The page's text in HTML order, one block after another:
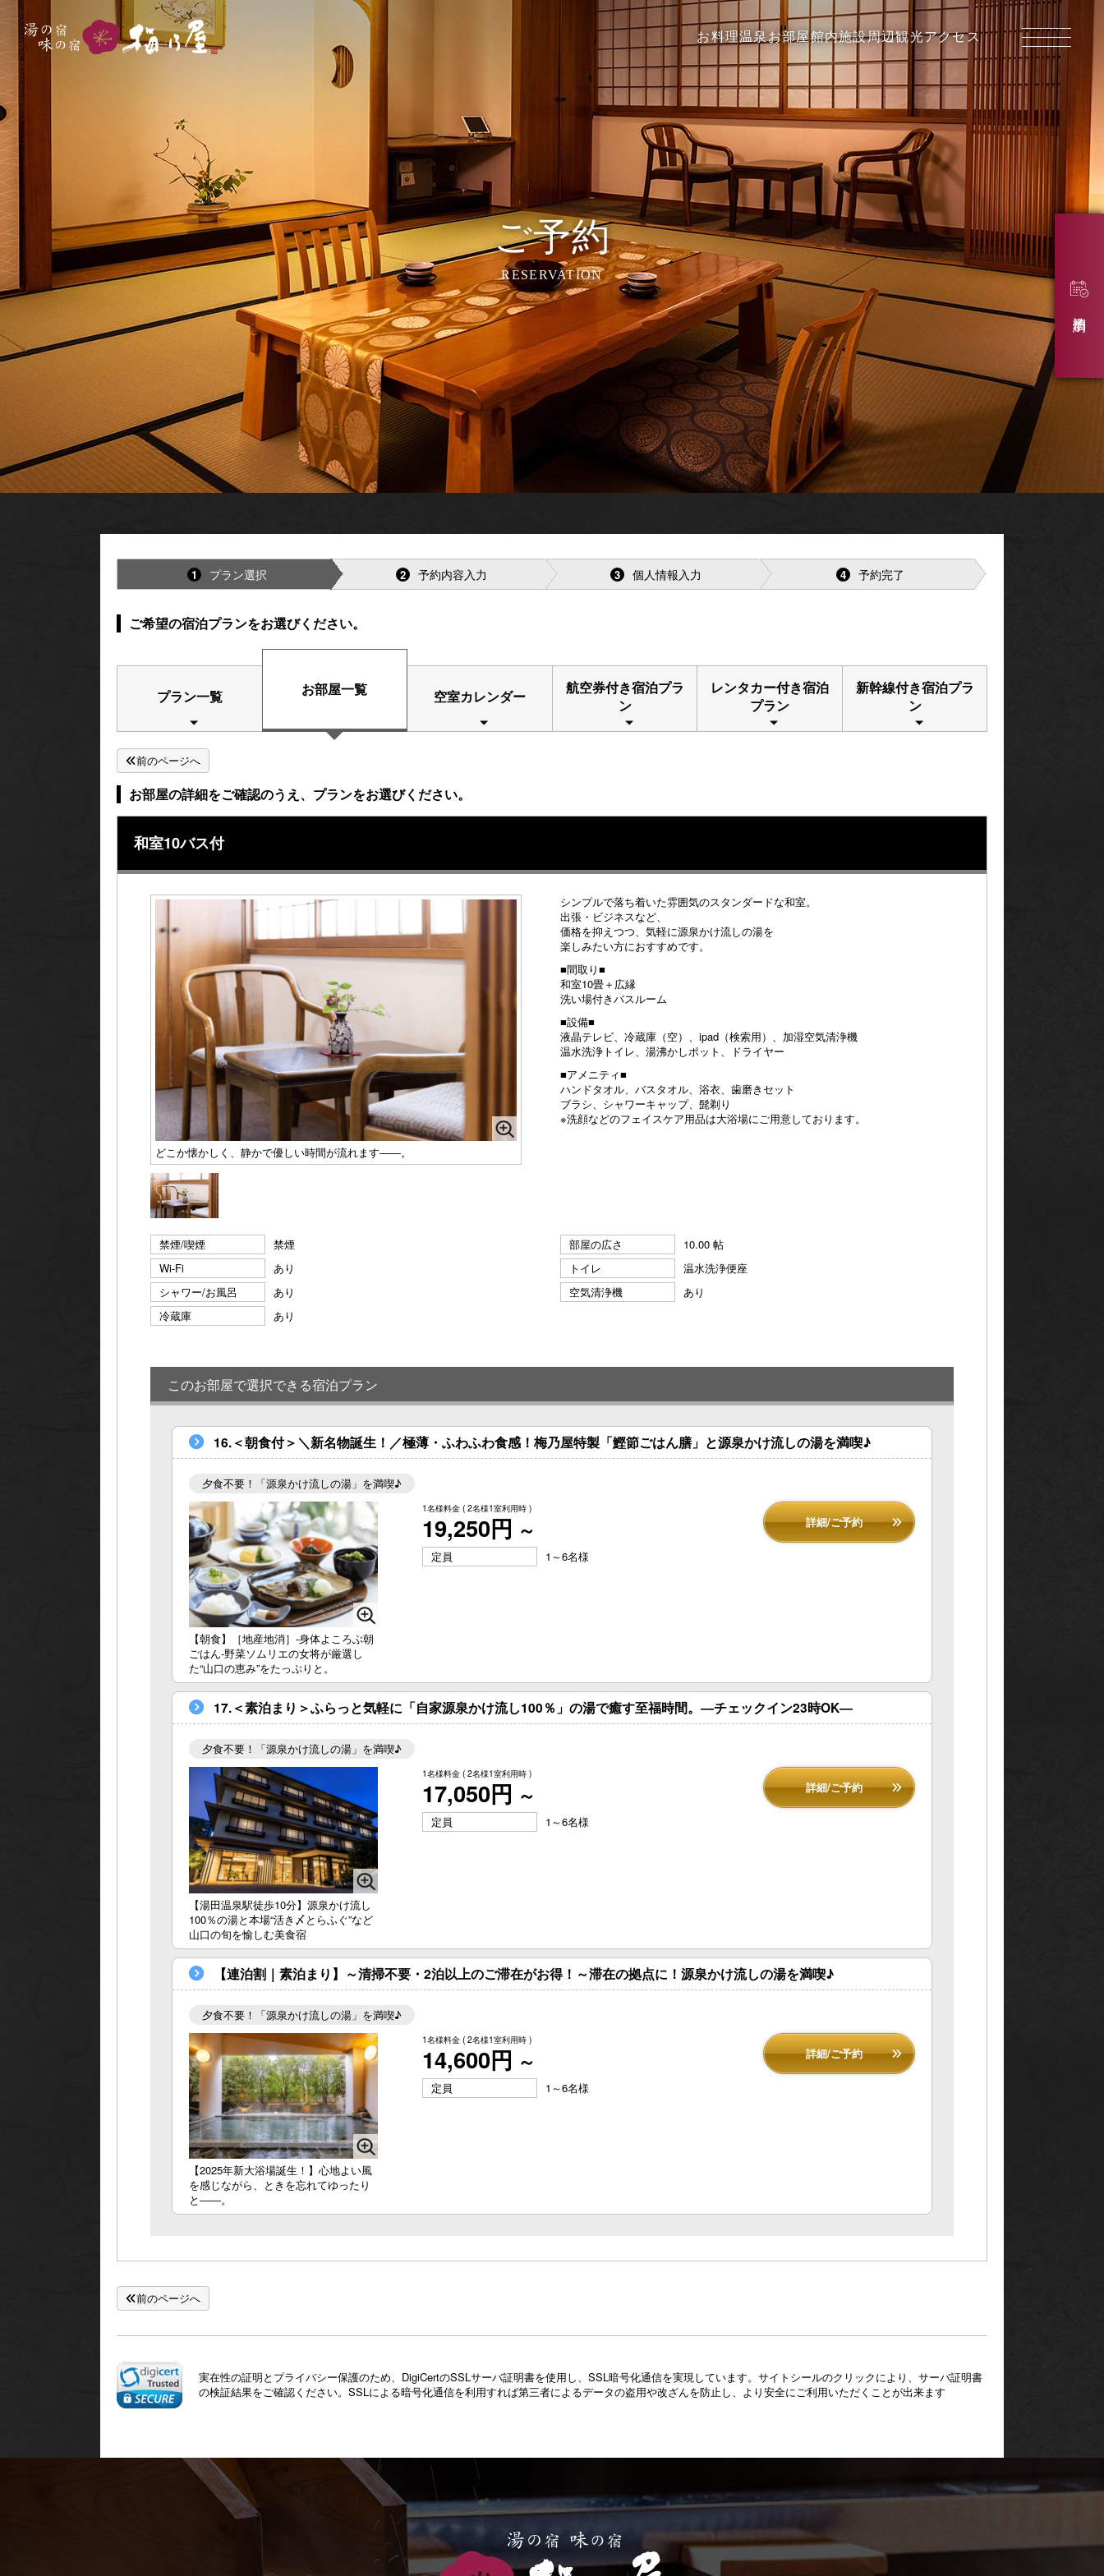
お料理温泉 お部屋館内施設周辺観光アクセス
HOME
お料理
温泉
お部屋
館内施設
梅乃屋オリジナル商品
アクセス SDGsへの取り組み
ご宿泊プランからご予約
お部屋タイプからご予約
ご予約の確認・キャンセル
ご予約
RESERVATION
1 プラン選択 2 予約内容入力 3 個人情報入力 4 予約完了
ご希望の宿泊プランをお選びください。
プラン一覧 お部屋一覧 空室カレンダー
航空券付き宿泊プラ
ン
レンタカー付き宿泊
プラン
新幹線付き宿泊プラ
ン
前のページへ
お部屋の詳細をご確認のうえ、プランをお選びください。
和室10バス付
どこか懐かしく、静かで優しい時間が流れます――。
シンプルで落ち着いた雰囲気のスタンダードな和室。
出張・ビジネスなど、
価格を抑えつつ、気軽に源泉かけ流しの湯を
楽しみたい方におすすめです。
■間取り■
和室10畳＋広縁
洗い場付きバスルーム
■設備■
液晶テレビ、冷蔵庫（空）、ipad（検索用）、加湿空気清浄機
温水洗浄トイレ、湯沸かしポット、ドライヤー
■アメニティ■
ハンドタオル、バスタオル、浴衣、歯磨きセット
ブラシ、シャワーキャップ、髭剃り
※洗顔などのフェイスケア用品は大浴場にご用意しております。
禁煙/喫煙 禁煙 部屋の広さ
10.00 帖
Wi-Fi
あり トイレ
温水洗浄便座
シャワー/お風呂
あり 空気清浄機
あり
冷蔵庫
あり
このお部屋で選択できる宿泊プラン
16.＜朝食付＞＼新名物誕生！／極薄・ふわふわ食感！梅乃屋特製「鰹節ごはん膳」と源泉かけ流しの湯を満喫♪
夕食不要！「源泉かけ流しの湯」を満喫♪
【朝食】［地産地消］‐身体よころぶ朝
ごはん‐野菜ソムリエの女将が厳選し
た“山口の恵み”をたっぷりと。
1名様料金 ( 2名様1室利用時 )
19,250円 ～ 詳細/ご予約
定員 1～6名様
17.＜素泊まり＞ふらっと気軽に「自家源泉かけ流し100％」の湯で癒す至福時間。―チェックイン23時OK―
夕食不要！「源泉かけ流しの湯」を満喫♪
【湯田温泉駅徒歩10分】源泉かけ流し
100％の湯と本場“活き〆とらふぐ”など
山口の旬を愉しむ美食宿
1名様料金 ( 2名様1室利用時 )
17,050円 ～ 詳細/ご予約
定員 1～6名様
【連泊割｜素泊まり】～清掃不要・2泊以上のご滞在がお得！～滞在の拠点に！源泉かけ流しの湯を満喫♪
夕食不要！「源泉かけ流しの湯」を満喫♪
【2025年新大浴場誕生！】心地よい風
を感じながら、ときを忘れてゆったり
と――。
1名様料金 ( 2名様1室利用時 )
14,600円 ～ 詳細/ご予約
定員 1～6名様
前のページへ
実在性の証明とプライバシー保護のため、DigiCertのSSLサーバ証明書を使用し、SSL暗号化通信を実現しています。サイトシールのクリックにより、サーバ証明書
の検証結果をご確認ください。SSLによる暗号化通信を利用すれば第三者によるデータの盗用や改ざんを防止し、より安全にご利用いただくことが出来ます